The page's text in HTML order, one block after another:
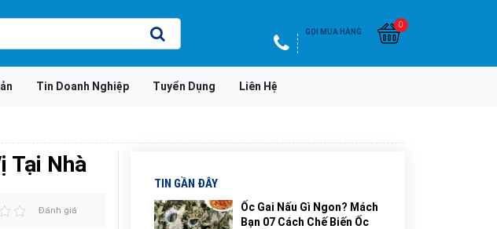
GỌI MUA HÀNG
0
Tin Doanh Nghiệp Tuyển Dụng Liên Hệ
Tại Nhà
Đánh giá
TIN GẦN ĐÂY
Ốc Gai Nấu Gì Ngon? Mách
Bạn 07 Cách Chế Biến Ốc